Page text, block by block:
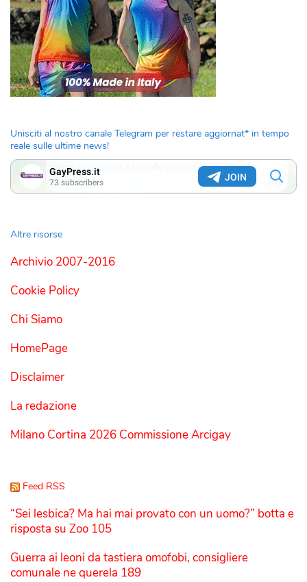
Unisciti al nostro canale Telegram per restare aggiornat* in tempo
reale sulle ultime news!
Altre risorse
Archivio 2007-2016
Cookie Policy
Chi Siamo
HomePage
Disclaimer
La redazione
Milano Cortina 2026 Commissione Arcigay
Feed RSS
“Sei lesbica? Ma hai mai provato con un uomo?” botta e
risposta su Zoo 105
Guerra ai leoni da tastiera omofobi, consigliere
comunale ne querela 189